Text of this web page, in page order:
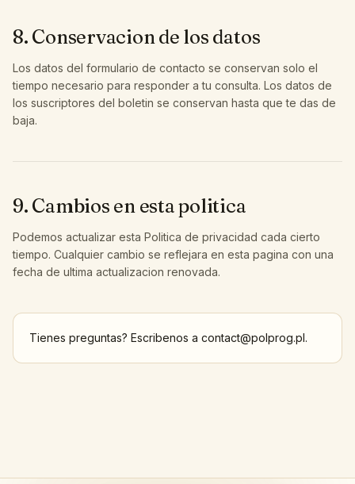
8. Conservacion de los datos
Los datos del formulario de contacto se conservan solo el
tiempo necesario para responder a tu consulta. Los datos de
los suscriptores del boletin se conservan hasta que te das de
baja.
9. Cambios en esta politica
Podemos actualizar esta Politica de privacidad cada cierto
tiempo. Cualquier cambio se reflejara en esta pagina con una
fecha de ultima actualizacion renovada.
Tienes preguntas? Escribenos a contact@polprog.pl.